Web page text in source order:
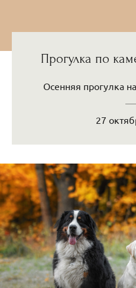
Прогулка по
Осенняя прогулка
27